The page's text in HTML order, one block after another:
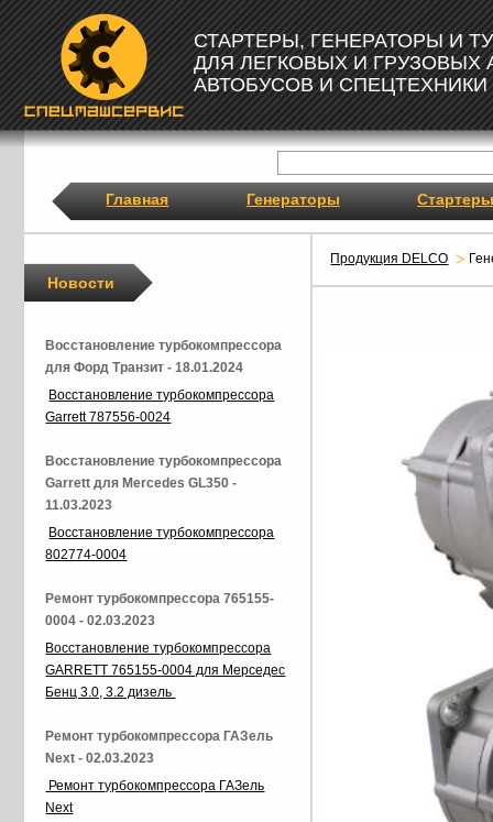
СТАРТЕРЫ, ГЕНЕРАТОРЫ И
ДЛЯ ЛЕГКОВЫХ И ГРУЗОВЫХ
АВТОБУСОВ И СПЕЦТЕХНИКИ
Главная Генераторы Стартеры
Продукция DELCO
Новости
Восстановление турбокомпрессора
для Форд Транзит - 18.01.2024
Восстановление турбокомпрессора
Garrett 787556-0024
Восстановление турбокомпрессора
Garrett для Mercedes GL350 -
11.03.2023
Восстановление турбокомпрессора
802774-0004
Ремонт турбокомпрессора 765155-
0004 - 02.03.2023
Восстановление турбокомпрессора
GARRETT 765155-0004 для Мерседес
Бенц 3.0, 3.2 дизель
Ремонт турбокомпрессора ГАЗель
Next - 02.03.2023
Ремонт турбокомпрессора ГАЗель
Next